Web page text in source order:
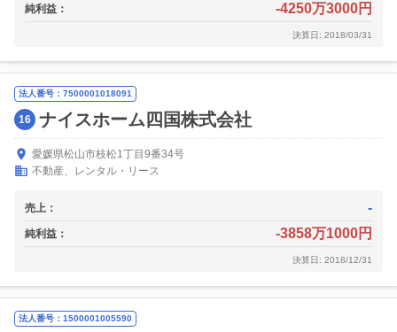
純利益： -4250万3000円
決算日: 2018/03/31
法人番号：7500001018091
16 ナイスホーム四国株式会社
愛媛県松山市枝松1丁目9番34号
不動産、レンタル・リース
売上： -
純利益： -3858万1000円
決算日: 2018/12/31
法人番号：1500001005590